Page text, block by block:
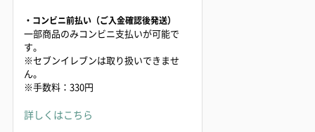
・コンビニ前払い（ご入金確認後発送）
一部商品のみコンビニ支払いが可能で
す。
※セブンイレブンは取り扱いできませ
ん。
※手数料：330円
詳しくはこちら